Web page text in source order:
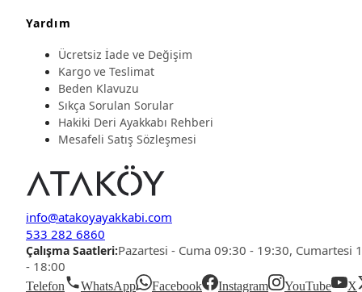
Yardım
Ücretsiz İade ve Değişim
Kargo ve Teslimat
Beden Klavuzu
Sıkça Sorulan Sorular
Hakiki Deri Ayakkabı Rehberi
Mesafeli Satış Sözleşmesi
info@atakoyayakkabi.com
533 282 6860
Çalışma Saatleri:Pazartesi - Cuma 09:30 - 19:30, Cumartesi
- 18:00
Telefon WhatsApp Facebook Instagram YouTube X